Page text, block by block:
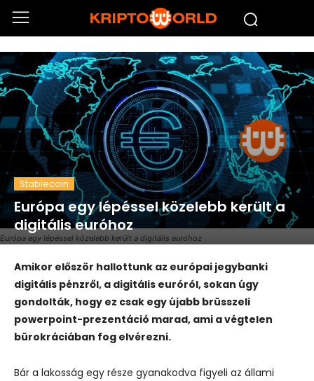
Európa egy lépéssel közelebb került a digitális euróhoz
Stablecoin
Európa egy lépéssel közelebb került a
digitális euróhoz
Amikor először hallottunk az európai jegybanki
digitális pénzről, a digitális euróról, sokan úgy
gondolták, hogy ez csak egy újabb brüsszeli
powerpoint-prezentáció marad, ami a végtelen
bürokráciában fog elvérezni.
Bár a lakosság egy része gyanakodva figyeli az állami